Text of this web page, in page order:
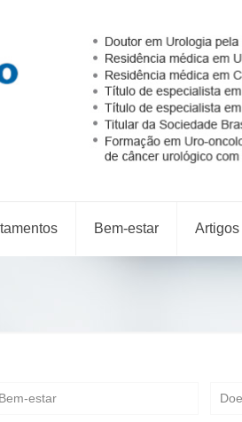
Bem-estar Artigos
Bem-estar